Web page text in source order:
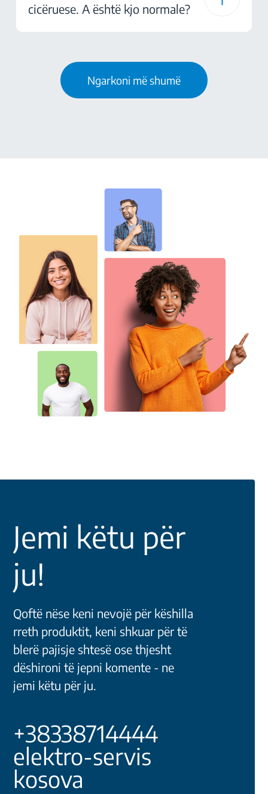
cicëruese. A është kjo normale?
Ngarkoni më shumë
Jemi këtu për
ju!
Qoftë nëse keni nevojë për këshilla
rreth produktit, keni shkuar për të
blerë pajisje shtesë ose thjesht
dëshironi të jepni komente - ne
jemi këtu për ju.
+38338714444
elektro-servis
kosova